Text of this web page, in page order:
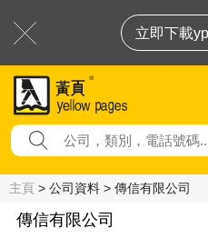
立即下載
主頁 > 公司資料 > 傳信有限公司
傳信有限公司